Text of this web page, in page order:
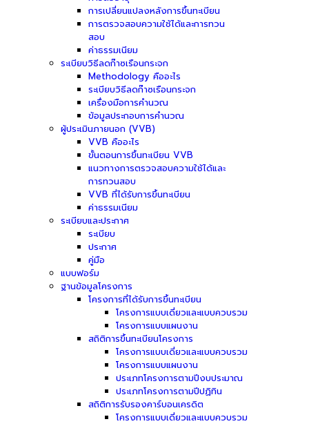
การเปลี่ยนแปลงหลังการขึ้นทะเบียน
การตรวจสอบความใช้ได้และการทวน
สอบ
ค่าธรรมเนียม
ระเบียบวิธีลดก๊าซเรือนกระจก
Methodology คืออะไร
ระเบียบวิธีลดก๊าซเรือนกระจก
เครื่องมือการคำนวณ
ข้อมูลประกอบการคำนวณ
ผู้ประเมินภายนอก (VVB)
VVB คืออะไร
ขั้นตอนการขึ้นทะเบียน VVB
แนวทางการตรวจสอบความใช้ได้และ
การทวนสอบ
VVB ที่ได้รับการขึ้นทะเบียน
ค่าธรรมเนียม
ระเบียบและประกาศ
ระเบียบ
ประกาศ
คู่มือ
แบบฟอร์ม
ฐานข้อมูลโครงการ
โครงการที่ได้รับการขึ้นทะเบียน
โครงการแบบเดี่ยวและแบบควบรวม
โครงการแบบแผนงาน
สถิติการขึ้นทะเบียนโครงการ
โครงการแบบเดี่ยวและแบบควบรวม
โครงการแบบแผนงาน
ประเภทโครงการตามปีงบประมาณ
ประเภทโครงการตามปีปฏิทิน
สถิติการรับรองคาร์บอนเครดิต
โครงการแบบเดี่ยวและแบบควบรวม